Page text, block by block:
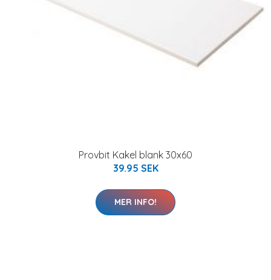
Provbit Kakel blank 30x60
39.95 SEK
MER INFO!